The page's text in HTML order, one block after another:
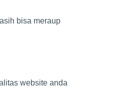
bisa meraup
website anda